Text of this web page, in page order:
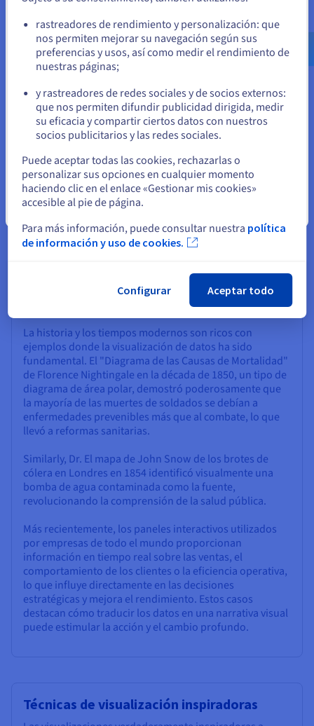
Los trazados de coordenadas paralelas ayudan a comparar
varias variables para varios puntos de datos
simultáneamente, lo que revela agrupaciones y correlaciones
que podrían estar ocultas en otros tipos de gráficos.
Ejemplos de visualizaciones de
datos impactantes
Más allá de comprender los tipos y herramientas, ver la
visualización de los datos en acción revela su verdadero
poder. Las visualizaciones eficaces no sólo muestran datos,
nuevas perspectivas. Esta sección explora impactos reales,
técnicas inspiradoras, la importancia del enfoque del usuario
Casos prácticos en visualización efectiva
La historia y los tiempos modernos son ricos con
ejemplos donde la visualización de datos ha sido
fundamental. El "Diagrama de las Causas de Mortalidad"
de Florence Nightingale en la década de 1850, un tipo de
diagrama de área polar, demostró poderosamente que
la mayoría de las muertes de soldados se debían a
enfermedades prevenibles más que al combate, lo que
llevó a reformas sanitarias.
Similarly, Dr. El mapa de John Snow de los brotes de
cólera en Londres en 1854 identificó visualmente una
bomba de agua contaminada como la fuente,
revolucionando la comprensión de la salud pública.
Más recientemente, los paneles interactivos utilizados
por empresas de todo el mundo proporcionan
información en tiempo real sobre las ventas, el
comportamiento de los clientes o la eficiencia operativa,
lo que influye directamente en las decisiones
estratégicas y mejora el rendimiento. Estos casos
destacan cómo traducir los datos en una narrativa visual
puede estimular la acción y el cambio profundo.
Técnicas de visualización inspiradoras
us.ovhcloud.com/
Inglés USD - $
Permanezca en el sitio web actual
rastreadores de rendimiento y personalización: que
nos permiten mejorar su navegación según sus
preferencias y usos, así como medir el rendimiento de
nuestras páginas;
y rastreadores de redes sociales y de socios externos:
que nos permiten difundir publicidad dirigida, medir
su eficacia y compartir ciertos datos con nuestros
socios publicitarios y las redes sociales.
Puede aceptar todas las cookies, rechazarlas o
personalizar sus opciones en cualquier momento
haciendo clic en el enlace «Gestionar mis cookies»
accesible al pie de página.
Para más información, puede consultar nuestra política
de información y uso de cookies.
Configurar Aceptar todo